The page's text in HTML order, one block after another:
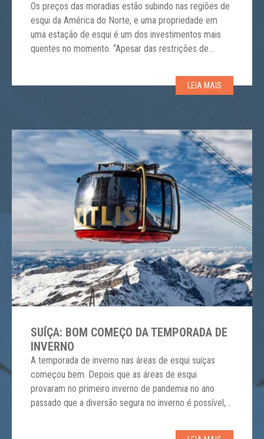
Os preços das moradias estão subindo nas regiões de
esqui da América do Norte, e uma propriedade em
uma estação de esqui é um dos investimentos mais
quentes no momento. “Apesar das restrições de
para propriedades em um resort de esqui. No ano
passado, os preços cresceram em média 5,1% – […]
LEIA MAIS
SUÍÇA: BOM COMEÇO DA TEMPORADA DE
INVERNO
A temporada de inverno nas áreas de esqui suíças
começou bem. Depois que as áreas de esqui
provaram no primeiro inverno de pandemia no ano
passado que a diversão segura no inverno é possível,
tornou-se concreta mesmo antes do inverno. Em